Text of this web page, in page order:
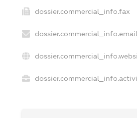
dossier.commercial_info.fax
dossier.commercial_info.email